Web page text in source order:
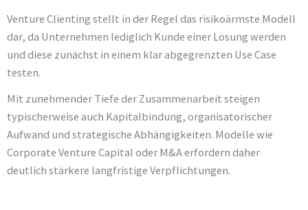
Venture Clienting stellt in der Regel das risikoärmste Modell
dar, da Unternehmen lediglich Kunde einer Lösung werden
und diese zunächst in einem klar abgegrenzten Use Case
testen.
Mit zunehmender Tiefe der Zusammenarbeit steigen
typischerweise auch Kapitalbindung, organisatorischer
Aufwand und strategische Abhängigkeiten. Modelle wie
Corporate Venture Capital oder M&A erfordern daher
deutlich stärkere langfristige Verpflichtungen.